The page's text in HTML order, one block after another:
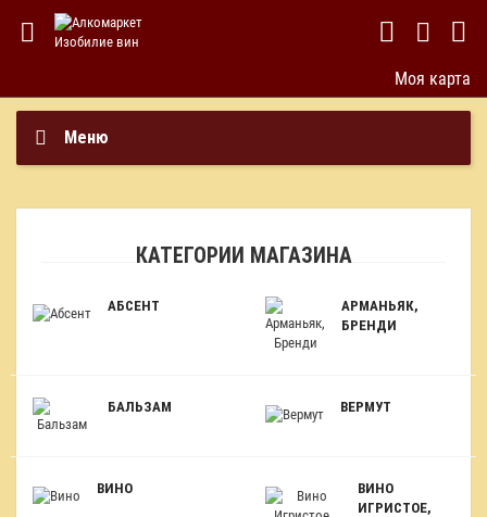
Моя карта
Меню
КАТЕГОРИИ МАГАЗИНА
АБСЕНТ
АРМАНЬЯК,
БРЕНДИ
БАЛЬЗАМ ВЕРМУТ
ВИНО
ВИНО
ИГРИСТОЕ,